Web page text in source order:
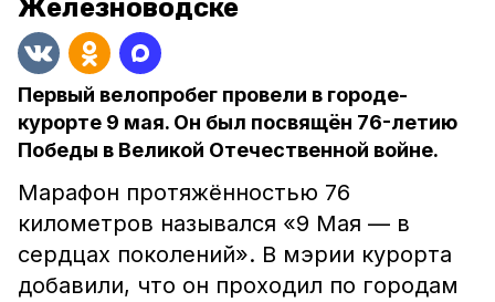
Железноводске
Первый велопробег провели в городе-
курорте 9 мая. Он был посвящён 76-летию
Победы в Великой Отечественной войне.
Марафон протяжённостью 76
километров назывался «9 Мая — в
сердцах поколений». В мэрии курорта
добавили, что он проходил по городам